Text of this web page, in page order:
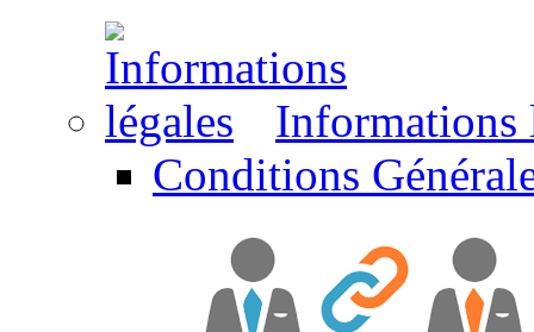
Informations
Conditions